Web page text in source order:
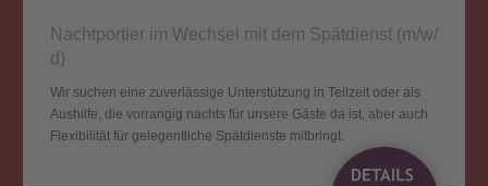
Nacht­por­tier im Wechsel mit dem Spät­dienst (m/​w/​
d)
Wir suchen eine zuverlässige Unterstützung in Teilzeit oder als
Aushilfe, die vorrangig nachts für unsere Gäste da ist, aber auch
Flexibilität für gelegentliche Spätdienste mitbringt.